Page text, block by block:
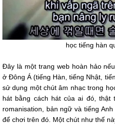
học tiếng hàn
Đây là một trang web hoàn hảo
ở Đông Á (tiếng Hàn, tiếng Nhật,
sử dụng một chút âm nhạc trong
hát bằng cách hát của ai đó, thật
romanisation, bản ngữ và tiếng
để chơi trên đó. Một chút như thế